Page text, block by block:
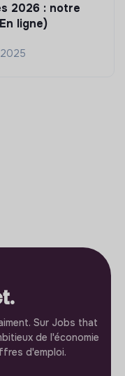
2026 : notre
ligne)
Sur Jobs that
de l'économie
d'emploi.